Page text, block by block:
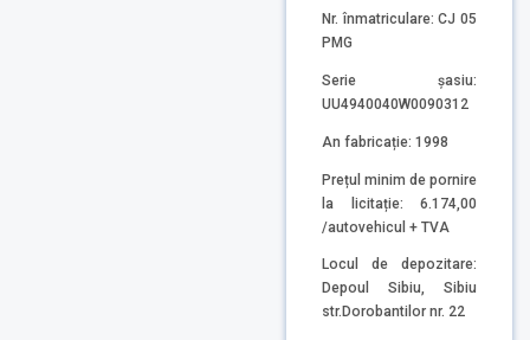
Nr. înmatriculare: CJ 05
PMG
Serie șasiu:
UU4940040W0090312
An fabricație: 1998
Prețul minim de pornire
la licitație: 6.174,00
/autovehicul + TVA
Locul de depozitare:
Depoul Sibiu, Sibiu
str.Dorobantilor nr. 22